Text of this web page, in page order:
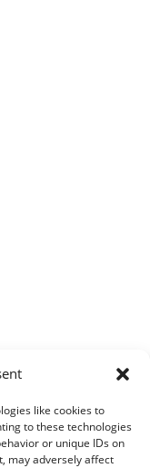
like cookies to
to these technologies
or unique IDs on
may adversely affect